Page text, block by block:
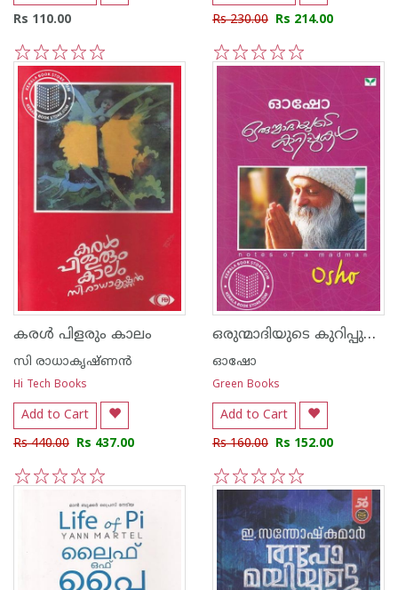
Rs 110.00
5
4
3
2
1
Rs 230.00 Rs 214.00
5
4
3
2
1
കരള്‍ പിളരും കാലം
സി രാധാകൃഷ്ണന്‍
Hi Tech Books
Add to Cart
Rs 440.00 Rs 437.00
ഒരുന്മാദിയുടെ കുറിപ്പുകള്‍
ഓഷോ
Green Books
Add to Cart
Rs 160.00 Rs 152.00
5
4
3
2
1